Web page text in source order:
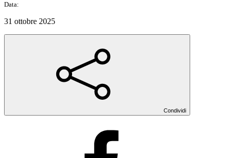
Data:
31 ottobre 2025
Condividi